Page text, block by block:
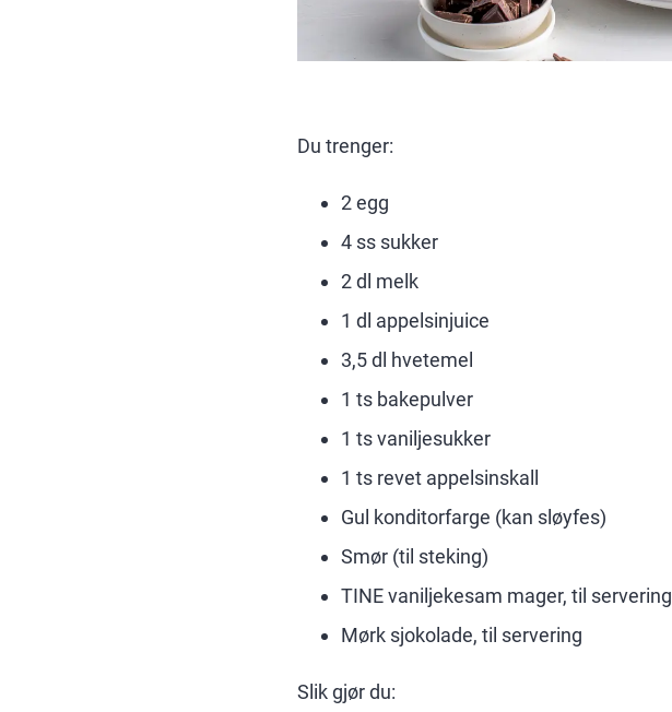
Du trenger:
2 egg
4 ss sukker
2 dl melk
1 dl appelsinjuice
3,5 dl hvetemel
1 ts bakepulver
1 ts vaniljesukker
1 ts revet appelsinskall
Gul konditorfarge (kan sløyfes)
Smør (til steking)
TINE vaniljekesam mager, til servering
Mørk sjokolade, til servering
Slik gjør du: